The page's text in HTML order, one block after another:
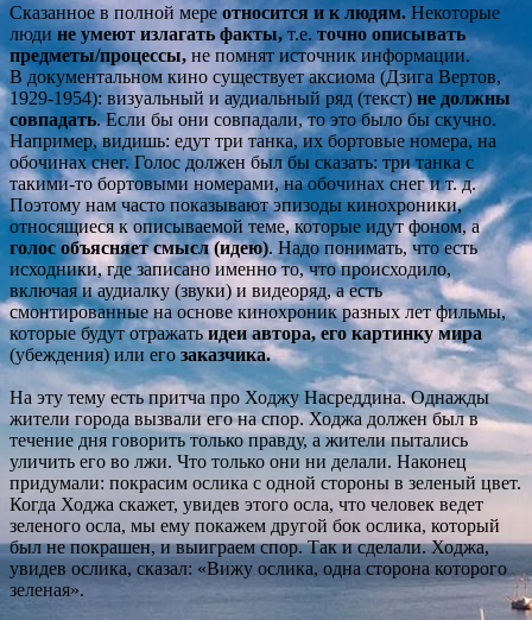
Сказанное в полной мере относится и к людям.Некоторые
людине умеют излагать факты,т.е. точно описывать
предметы/процессы, не помнят источник информации.
В документальном кино существует аксиома (Дзига Вертов,
1929-1954): визуальный и аудиальный ряд (текст) не должны
совпадать. Если бы они совпадали, то это было бы скучно.
Например, видишь: едут три танка, их бортовые номера, на
обочинах снег. Голос должен был бы сказать: три танка с
такими-то бортовыми номерами, на обочинах снег и т. д.
Поэтому нам часто показывают эпизоды кинохроники,
относящиеся к описываемой теме, которые идут фоном, а
голос объясняет смысл (идею). Надо понимать, что есть
исходники, где записано именно то, что происходило,
включая и аудиалку (звуки) и видеоряд, а есть
смонтированные на основе кинохроник разных лет фильмы,
которые будут отражатьидеи автора, его картинку мира
(убеждения) или егозаказчика.
На эту тему есть притча про Ходжу Насреддина. Однажды
жители города вызвали его на спор. Ходжа должен был в
течение дня говорить только правду, а жители пытались
уличить его во лжи. Что только они ни делали. Наконец
придумали: покрасим ослика с одной стороны в зеленый цвет.
Когда Ходжа скажет, увидев этого осла, что человек ведет
зеленого осла, мы ему покажем другой бок ослика, который
был не покрашен, и выиграем спор. Так и сделали. Ходжа,
увидев ослика, сказал: «Вижу ослика, одна сторона которого
зеленая».